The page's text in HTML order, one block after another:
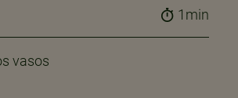
1min
vasos